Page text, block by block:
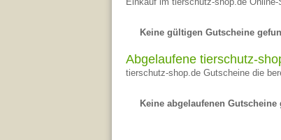
Keine gültigen Gutscheine
Abgelaufene tierschutz-
tierschutz-shop.de Gutscheine die
Keine abgelaufenen Gutscheine